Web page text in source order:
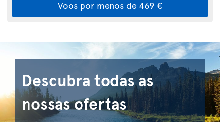
Voos por menos de 469 €
Descubra todas as
nossas ofertas